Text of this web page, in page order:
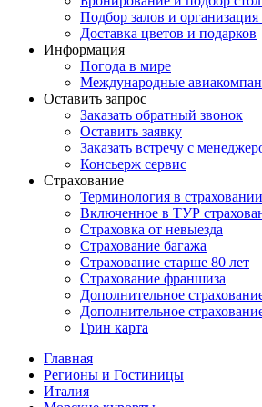
Подбор залов и
Доставка цветов и подарков
Информация
Погода в мире
Международные
Оставить запрос
Заказать обратный звонок
Оставить заявку
Заказать встречу с
Консьерж сервис
Страхование
Терминология в страховании
Включенное в ТУР
Страховка от невыезда
Страхование багажа
Страхование старше 80 лет
Страхование франшиза
Дополнительное
Дополнительное
Грин карта
Главная
Регионы и Гостиницы
Италия